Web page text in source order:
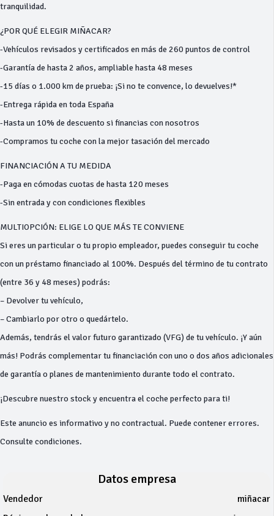
tranquilidad.
¿POR QUÉ ELEGIR MIÑACAR?
-Vehículos revisados y certificados en más de 260 puntos de control
-Garantía de hasta 2 años, ampliable hasta 48 meses
-15 días o 1.000 km de prueba: ¡Si no te convence, lo devuelves!*
-Entrega rápida en toda España
-Hasta un 10% de descuento si financias con nosotros
-Compramos tu coche con la mejor tasación del mercado
FINANCIACIÓN A TU MEDIDA
-Paga en cómodas cuotas de hasta 120 meses
-Sin entrada y con condiciones flexibles
MULTIOPCIÓN: ELIGE LO QUE MÁS TE CONVIENE
Si eres un particular o tu propio empleador, puedes conseguir tu coche
con un préstamo financiado al 100%. Después del término de tu contrato
(entre 36 y 48 meses) podrás:
– Devolver tu vehículo,
– Cambiarlo por otro o quedártelo.
Además, tendrás el valor futuro garantizado (VFG) de tu vehículo. ¡Y aún
más! Podrás complementar tu financiación con uno o dos años adicionales
de garantía o planes de mantenimiento durante todo el contrato.
¡Descubre nuestro stock y encuentra el coche perfecto para ti!
Este anuncio es informativo y no contractual. Puede contener errores.
Consulte condiciones.
Datos empresa
Vendedor
miñacar